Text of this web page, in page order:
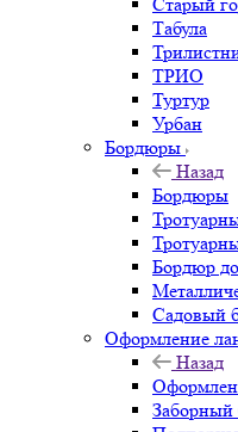
Табула
ТРИО
Туртур
Урбан
Бордюры
Назад
Бордюры
Бордюр
Садовый
Оформление
Назад
Заборный